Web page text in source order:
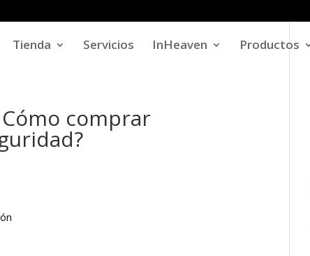
Tienda Servicios InHeaven Productos
comprar